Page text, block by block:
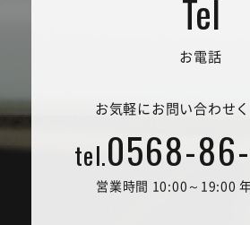
お電話
お気軽にお問い合わせく
tel.0568-
営業時間 10:00～19:00